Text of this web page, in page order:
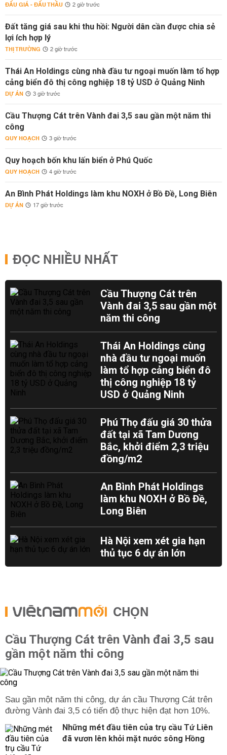
ĐẤU GIÁ - ĐẤU THẦU 2 giờ trước
Đất tăng giá sau khi thu hồi: Người dân cần được chia sẻ
lợi ích hợp lý
THỊ TRƯỜNG 2 giờ trước
Thái An Holdings cùng nhà đầu tư ngoại muốn làm tổ hợp
cảng biển đô thị công nghiệp 18 tỷ USD ở Quảng Ninh
DỰ ÁN 3 giờ trước
Cầu Thượng Cát trên Vành đai 3,5 sau gần một năm thi
công
QUY HOẠCH 3 giờ trước
Quy hoạch bốn khu lấn biển ở Phú Quốc
QUY HOẠCH 4 giờ trước
An Bình Phát Holdings làm khu NOXH ở Bồ Đề, Long Biên
DỰ ÁN 17 giờ trước
ĐỌC NHIỀU NHẤT
Cầu Thượng Cát trên
Vành đai 3,5 sau gần một
năm thi công
Thái An Holdings cùng
nhà đầu tư ngoại muốn
làm tổ hợp cảng biển đô
thị công nghiệp 18 tỷ
USD ở Quảng Ninh
Phú Thọ đấu giá 30 thửa
đất tại xã Tam Dương
Bắc, khởi điểm 2,3 triệu
đồng/m2
An Bình Phát Holdings
làm khu NOXH ở Bồ Đề,
Long Biên
Hà Nội xem xét gia hạn
thủ tục 6 dự án lớn
CHỌN
Cầu Thượng Cát trên Vành đai 3,5 sau
gần một năm thi công
Sau gần một năm thi công, dự án cầu Thượng Cát trên
đường Vành đai 3,5 có tiến độ thực hiện đạt hơn 10%.
Những mét đầu tiên của trụ cầu Tứ Liên
đã vươn lên khỏi mặt nước sông Hồng